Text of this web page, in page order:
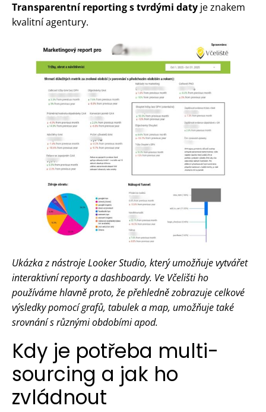
Transparentní reporting s tvrdými daty je znakem
kvalitní agentury.
Ukázka z nástroje Looker Studio, který umožňuje vytvářet
interaktivní reporty a dashboardy. Ve Včelišti ho
používáme hlavně proto, že přehledně zobrazuje celkové
výsledky pomocí grafů, tabulek a map, umožňuje také
srovnání s různými obdobími apod.
Kdy je potřeba multi-
sourcing a jak ho
zvládnout